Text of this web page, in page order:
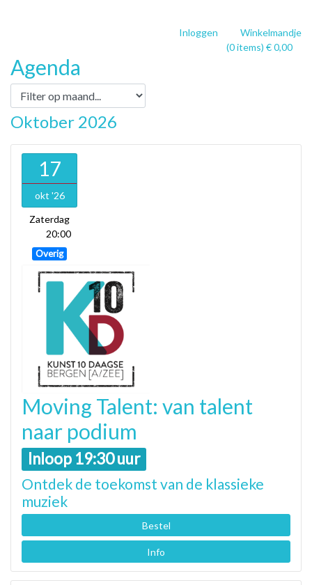
Inloggen
Winkelmandje
(0 items) € 0,00
Agenda
Oktober 2026
17
okt '26
Zaterdag
20:00
Overig
Moving Talent: van talent
naar podium
Inloop 19:30 uur
Ontdek de toekomst van de klassieke
muziek
Bestel
Info